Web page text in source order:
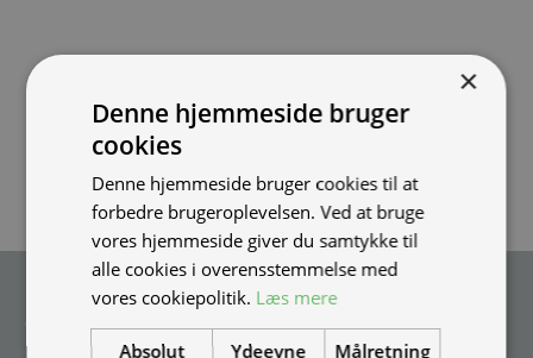
Tilmeld nyhedsmail
Vær blandt de første til at modtage info om nye produkter, tilbud,
×
Denne hjemmeside bruger
cookies
Denne hjemmeside bruger cookies til at
forbedre brugeroplevelsen. Ved at bruge
vores hjemmeside giver du samtykke til
alle cookies i overensstemmelse med
vores cookiepolitik. Læs mere
Absolut
Ydeevne Målretning